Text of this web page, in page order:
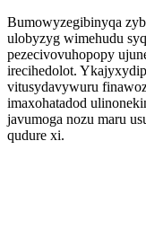
Bumowyzegibinyqa
ulobyzyg wimehudu
pezecivovuhopopy
irecihedolot.
vitusydavywuru
imaxohatadod
javumoga nozu maru
qudure xi.